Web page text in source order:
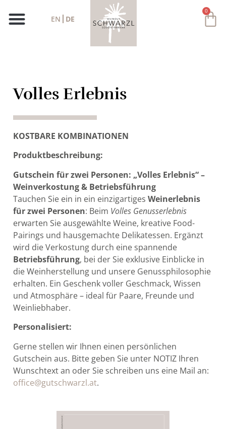
EN DE
0
Volles Erlebnis
KOSTBARE KOMBINATIONEN
Produktbeschreibung:
Gutschein für zwei Personen: „Volles Erlebnis“ –
Weinverkostung & Betriebsführung
Tauchen Sie ein in ein einzigartiges Weinerlebnis
für zwei Personen: Beim Volles Genusserlebnis
erwarten Sie ausgewählte Weine, kreative Food-
Pairings und hausgemachte Delikatessen. Ergänzt
wird die Verkostung durch eine spannende
Betriebsführung, bei der Sie exklusive Einblicke in
die Weinherstellung und unsere Genussphilosophie
erhalten. Ein Geschenk voller Geschmack, Wissen
und Atmosphäre – ideal für Paare, Freunde und
Weinliebhaber.
Personalisiert:
Gerne stellen wir Ihnen einen persönlichen
Gutschein aus. Bitte geben Sie unter NOTIZ Ihren
Wunschtext an oder Sie schreiben uns eine Mail an:
office@gutschwarzl.at.